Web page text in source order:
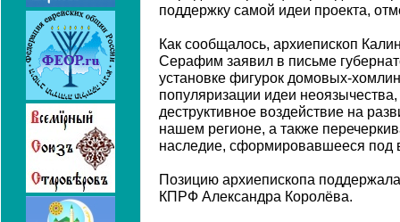
поддержку самой идеи проекта,
Как сообщалось, архиепископ
Серафим заявил в письме
установке фигурок домовых-
популяризации идеи
деструктивное воздействие на
нашем регионе, а также
наследие, сформировавшееся под
Позицию архиепископа
КПРФ Александра Королёва.